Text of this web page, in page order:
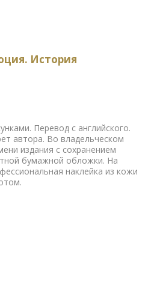
История
Перевод с английского.
автора. Во владельческом
издания с сохранением
бумажной обложки. На
наклейка из кожи